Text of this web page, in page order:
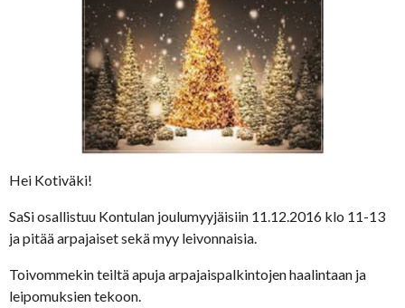
Hei Kotiväki!
SaSi osallistuu Kontulan joulumyyjäisiin 11.12.2016 klo 11-13
ja pitää arpajaiset sekä myy leivonnaisia.
Toivommekin teiltä apuja arpajaispalkintojen haalintaan ja
leipomuksien tekoon.